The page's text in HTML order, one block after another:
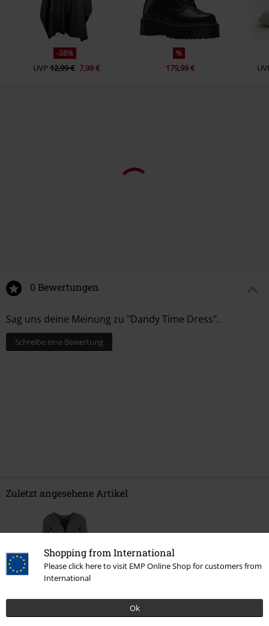
Shopping from International
Please click here to visit EMP Online Shop for customers from
International
Ok
-38%
UVP12,99 € 7,99 €
%
179,99 €
0 Bewertungen
Sag uns deine Meinung zu "Dandy Time Dress".
Schreibe eine Bewertung
Zuletzt angesehene Artikel